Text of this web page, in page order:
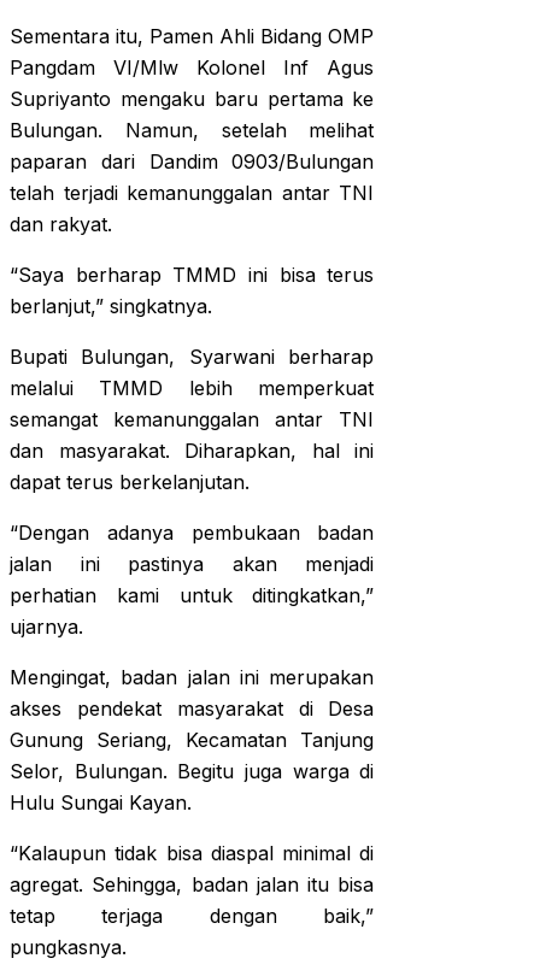
Sementara itu, Pamen Ahli Bidang OMP
Pangdam VI/Mlw Kolonel Inf Agus
Supriyanto mengaku baru pertama ke
Bulungan. Namun, setelah melihat
paparan dari Dandim 0903/Bulungan
telah terjadi kemanunggalan antar TNI
dan rakyat.
“Saya berharap TMMD ini bisa terus
berlanjut,” singkatnya.
Bupati Bulungan, Syarwani berharap
melalui TMMD lebih memperkuat
semangat kemanunggalan antar TNI
dan masyarakat. Diharapkan, hal ini
dapat terus berkelanjutan.
“Dengan adanya pembukaan badan
jalan ini pastinya akan menjadi
perhatian kami untuk ditingkatkan,”
ujarnya.
Mengingat, badan jalan ini merupakan
akses pendekat masyarakat di Desa
Gunung Seriang, Kecamatan Tanjung
Selor, Bulungan. Begitu juga warga di
Hulu Sungai Kayan.
“Kalaupun tidak bisa diaspal minimal di
agregat. Sehingga, badan jalan itu bisa
tetap terjaga dengan baik,”
pungkasnya.